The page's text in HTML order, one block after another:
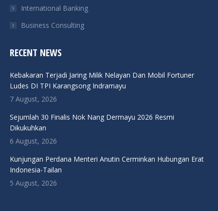
International Banking
Business Consulting
RECENT NEWS
Kebakaran Terjadi Jaring Milik Nelayan Dan Mobil Fortuner
Ludes DI TPI Karangsong Indramayu
7 August, 2026
Sejumlah 30 Finalis Nok Nang Dermayu 2026 Resmi
Dikukuhkan
6 August, 2026
Kunjungan Perdana Menteri Anutin Cerminkan Hubungan Erat
Indonesia-Tailan
5 August, 2026